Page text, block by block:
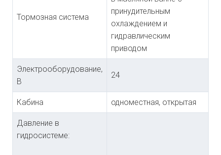
Тормозная система
принудительным
охлаждением и
гидравлическим
приводом
Электрооборудование,
В
24
Кабина одноместная, открытая
Давление в
гидросистеме: